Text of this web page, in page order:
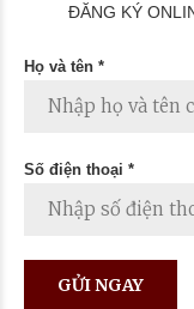
ĐĂNG KÝ
Họ và tên *
Số điện thoại *